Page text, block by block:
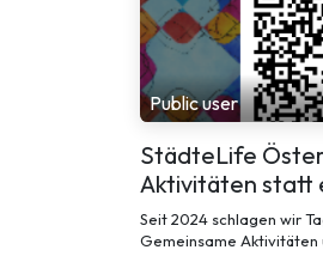
Public user
StädteLife
Aktivitäten statt
Seit 2024 schlagen wir
Gemeinsame Aktivitäten